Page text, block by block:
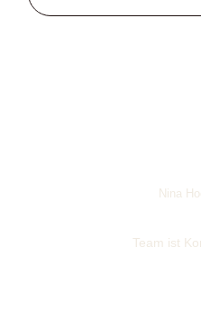
Nina
Team ist